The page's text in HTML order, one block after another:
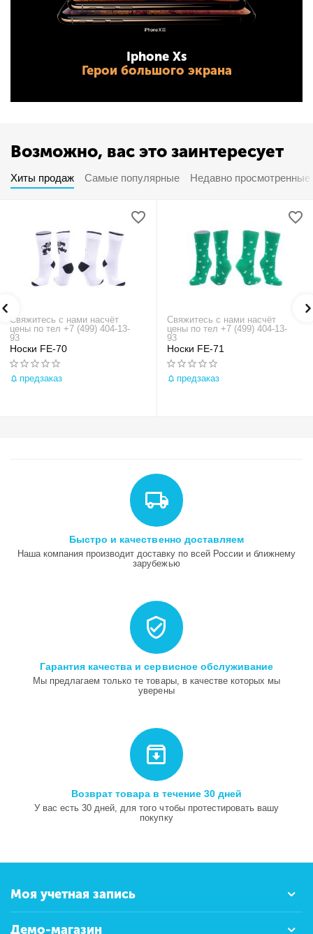
Iphone Xs
Герои большого экрана
Возможно, вас это заинтересует
Хиты продаж Самые популярные Недавно просмотренные
Свяжитесь с нами насчёт
цены по тел +7 (499) 404-13-
93
Носки FE-70
предзаказ
Свяжитесь с нами насчёт
цены по тел +7 (499) 404-13-
93
Носки FE-71
предзаказ
Быстро и качественно доставляем
Наша компания производит доставку по всей России и ближнему
зарубежью
Гарантия качества и сервисное обслуживание
Мы предлагаем только те товары, в качестве которых мы
уверены
Возврат товара в течение 30 дней
У вас есть 30 дней, для того чтобы протестировать вашу
покупку
Моя учетная запись
Демо-магазин